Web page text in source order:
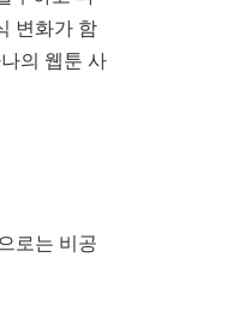
변화가 함
의 웹툰 사
로는 비공